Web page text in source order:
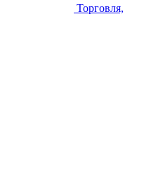
Торговля,